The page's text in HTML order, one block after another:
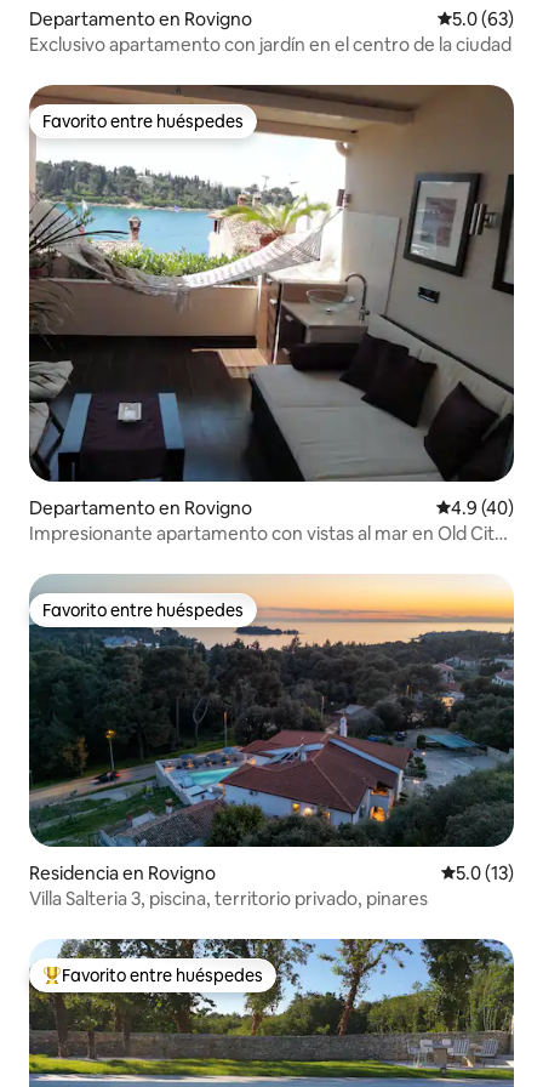
Departamento en Rovigno Calificación
5.0 (63)
Exclusivo apartamento con jardín en el centro de la ciudad
Favorito entre huéspedes
Favorito entre huéspedes
Departamento en Rovigno Calificación
4.9 (40)
Impresionante apartamento con vistas al mar en Old City
Favorito entre huéspedes
Favorito entre huéspedes
Residencia en Rovigno Calificación
5.0 (13)
Villa Salteria 3, piscina, territorio privado, pinares
De los mejores en Favorito entre huéspedes
Favorito entre huéspedes